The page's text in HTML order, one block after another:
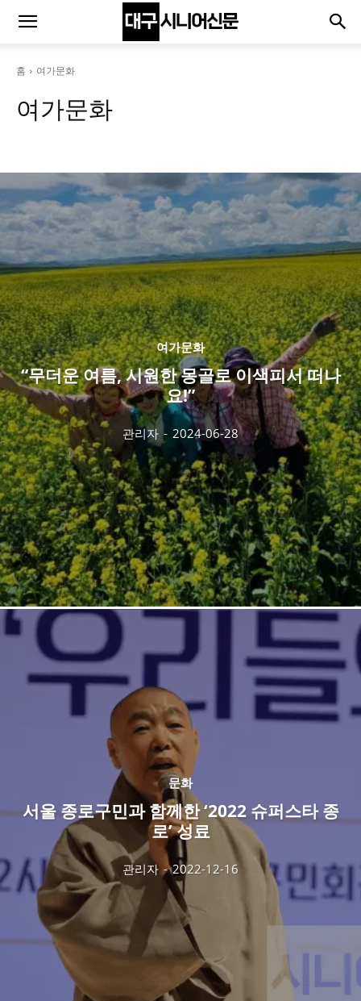
홈 여가문화
여가문화
여가문화
“무더운 여름, 시원한 몽골로 이색피서 떠나
요!”
관리자 - 2024-06-28
문화
서울 종로구민과 함께한 ‘2022 슈퍼스타 종
로’ 성료
관리자 - 2022-12-16